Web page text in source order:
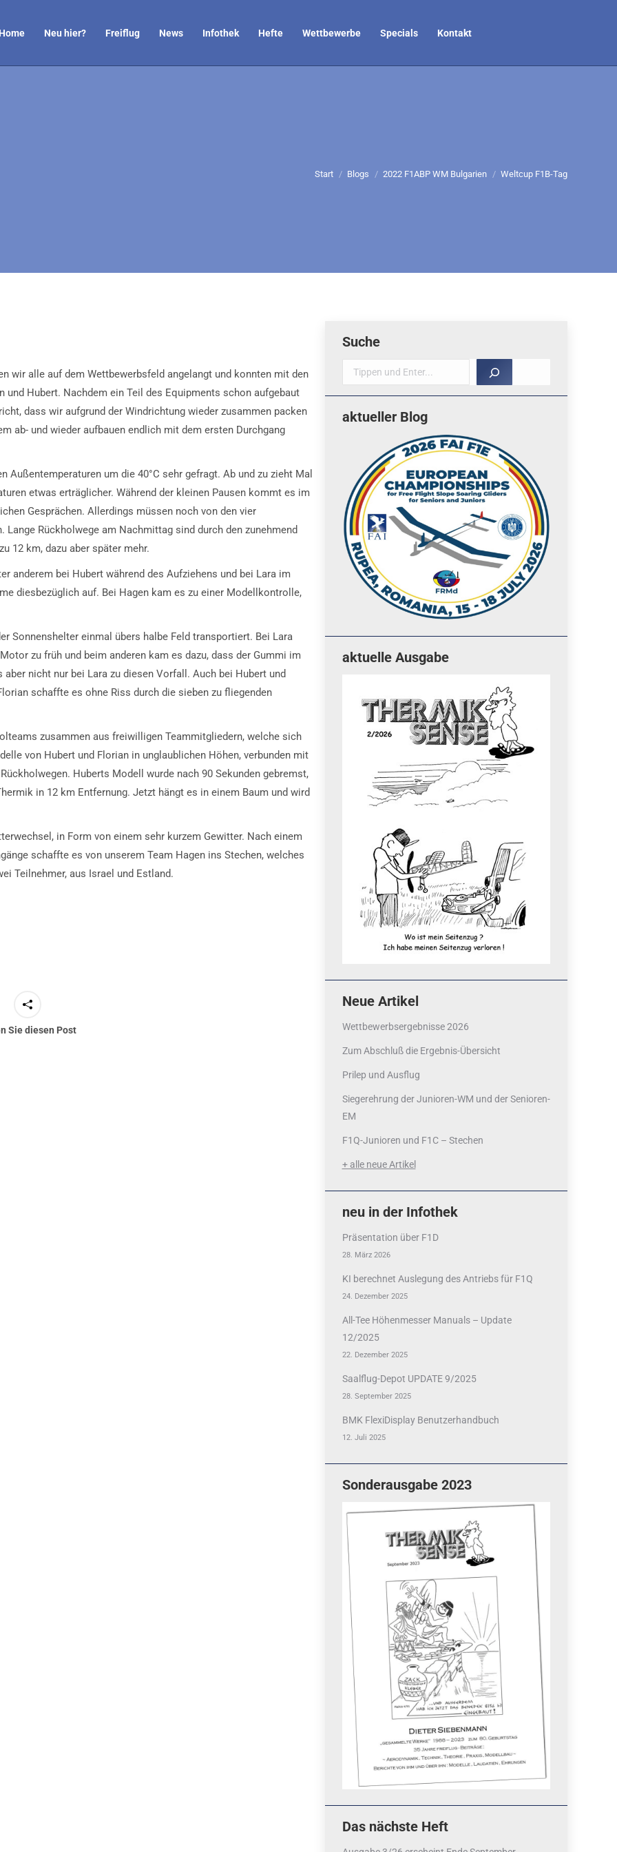
Neu hier? Freiflug News Infothek Hefte Wettbewerbe Specials Kontakt
Sie befinden sich hier:
Start Blogs 2022 F1ABP WM Bulgarien Weltcup F1B-Tag
wir alle auf dem Wettbewerbsfeld angelangt und konnten mit den
Hubert. Nachdem ein Teil des Equipments schon aufgebaut
dass wir aufgrund der Windrichtung wieder zusammen packen
ab- und wieder aufbauen endlich mit dem ersten Durchgang
um die 40°C sehr gefragt. Ab und zu zieht Mal
etwas erträglicher. Während der kleinen Pausen kommt es im
Gesprächen. Allerdings müssen noch von den vier
Rückholwege am Nachmittag sind durch den zunehmend
12 km, dazu aber später mehr.
anderem bei Hubert während des Aufziehens und bei Lara im
diesbezüglich auf. Bei Hagen kam es zu einer Modellkontrolle,
Sonnenshelter einmal übers halbe Feld transportiert. Bei Lara
zu früh und beim anderen kam es dazu, dass der Gummi im
nicht nur bei Lara zu diesen Vorfall. Auch bei Hubert und
schaffte es ohne Riss durch die sieben zu fliegenden
zusammen aus freiwilligen Teammitgliedern, welche sich
von Hubert und Florian in unglaublichen Höhen, verbunden mit
Huberts Modell wurde nach 90 Sekunden gebremst,
in 12 km Entfernung. Jetzt hängt es in einem Baum und wird
in Form von einem sehr kurzem Gewitter. Nach einem
schaffte es von unserem Team Hagen ins Stechen, welches
Teilnehmer, aus Israel und Estland.
Sie diesen Post
Suche
Suche
aktueller Blog
aktuelle Ausgabe
Neue Artikel
Wettbewerbsergebnisse 2026
Zum Abschluß die Ergebnis-Übersicht
Prilep und Ausflug
Siegerehrung der Junioren-WM und der Senioren-
EM
F1Q-Junioren und F1C – Stechen
+ alle neue Artikel
neu in der Infothek
Präsentation über F1D
28. März 2026
KI berechnet Auslegung des Antriebs für F1Q
24. Dezember 2025
All-Tee Höhenmesser Manuals – Update
12/2025
22. Dezember 2025
Saalflug-Depot UPDATE 9/2025
28. September 2025
BMK FlexiDisplay Benutzerhandbuch
12. Juli 2025
Sonderausgabe 2023
Das nächste Heft
Instagram
Quicklinks
News
Termine
Ergebnisse
bezahlen mit / pay by
PayPal
Datenschutzerklärung
Cookie-Richtlinie (EU)